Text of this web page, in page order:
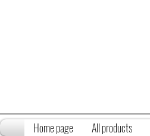
Home page All products